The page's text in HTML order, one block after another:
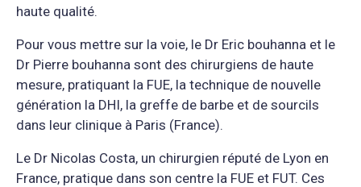
haute qualité.
Pour vous mettre sur la voie, le Dr Eric bouhanna et le
Dr Pierre bouhanna sont des chirurgiens de haute
mesure, pratiquant la FUE, la technique de nouvelle
génération la DHI, la greffe de barbe et de sourcils
dans leur clinique à Paris (France).
Le Dr Nicolas Costa, un chirurgien réputé de Lyon en
France, pratique dans son centre la FUE et FUT. Ces